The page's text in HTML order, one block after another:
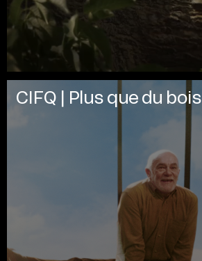
CIFQ | Plus que du bois